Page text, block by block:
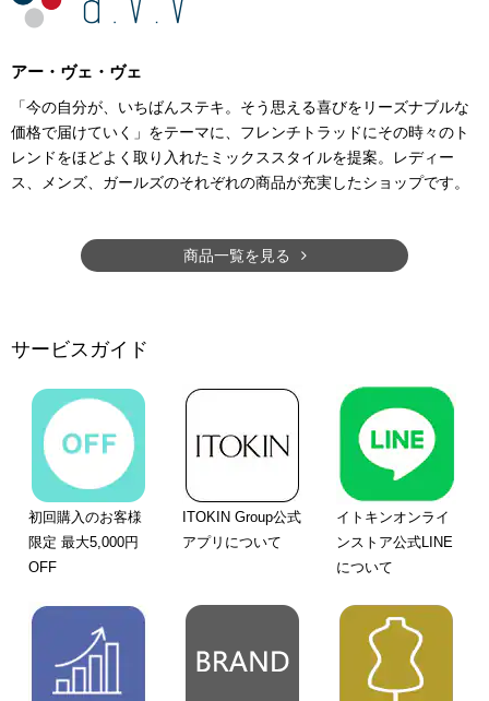
アー・ヴェ・ヴェ
「今の自分が、いちばんステキ。そう思える喜びをリーズナブルな
価格で届けていく」をテーマに、フレンチトラッドにその時々のト
レンドをほどよく取り入れたミックススタイルを提案。レディー
ス、メンズ、ガールズのそれぞれの商品が充実したショップです。
商品一覧を見る
サービスガイド
初回購入のお客様
限定 最大5,000円
OFF
ITOKIN Group公式
アプリについて
イトキンオンライ
ンストア公式LINE
について